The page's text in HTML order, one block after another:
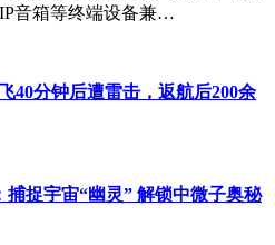
音箱等终端设备兼…
40分钟后遭雷击，返航后200余
捕捉宇宙“幽灵” 解锁中微子奥秘